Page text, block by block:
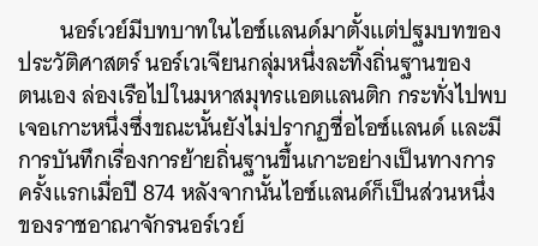
นอร์เวย์มีบทบาทในไอซ์แลนด์มาตั้งแต่ปฐมบทของ
ประวัติศาสตร์ นอร์เวเจียนกลุ่มหนึ่งละทิ้งถิ่นฐานของ
ตนเอง ล่องเรือไปในมหาสมุทรแอตแลนติก กระทั่งไปพบ
เจอเกาะหนึ่งซึ่งขณะนั้นยังไม่ปรากฏชื่อไอซ์แลนด์ และมี
การบันทึกเรื่องการย้ายถิ่นฐานขึ้นเกาะอย่างเป็นทางการ
ครั้งแรกเมื่อปี 874 หลังจากนั้นไอซ์แลนด์ก็เป็นส่วนหนึ่ง
ของราชอาณาจักรนอร์เวย์